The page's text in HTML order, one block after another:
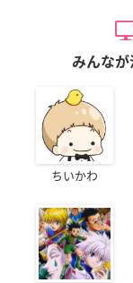
みんな
ちいかわ